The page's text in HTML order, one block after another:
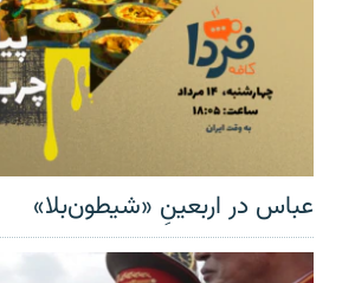
عباس در اربعینِ «شیطون‌بلا»